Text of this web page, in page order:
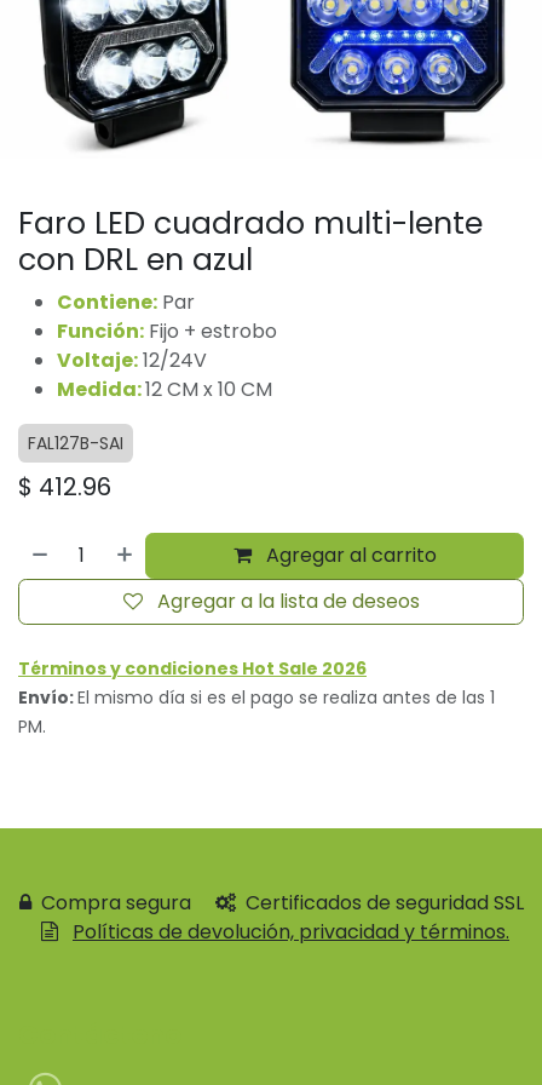
Faro LED cuadrado multi-lente
con DRL en azul
Contiene: Par
Función: Fijo + estrobo
Voltaje:12/24V
Medida:12 CM x 10 CM
FAL127B-SAI
$ 412.96
Agregar al carrito
Agregar a la lista de deseos
Términos y condiciones Hot Sale 2026
Envío:El mismo día si es el pago se realiza antes de las 1
PM.
Compra segura
Certificados de seguridad SSL
Políticas de devolución, privacidad y términos.